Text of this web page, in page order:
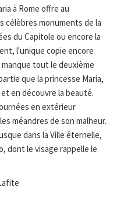
à Rome offre au
célèbres monuments de la
du Capitole ou encore la
l'unique copie encore
tout le deuxième
que la princesse Maria,
en découvre la beauté.
en extérieur
méandres de son malheur.
dans la Ville éternelle,
dont le visage rappelle le